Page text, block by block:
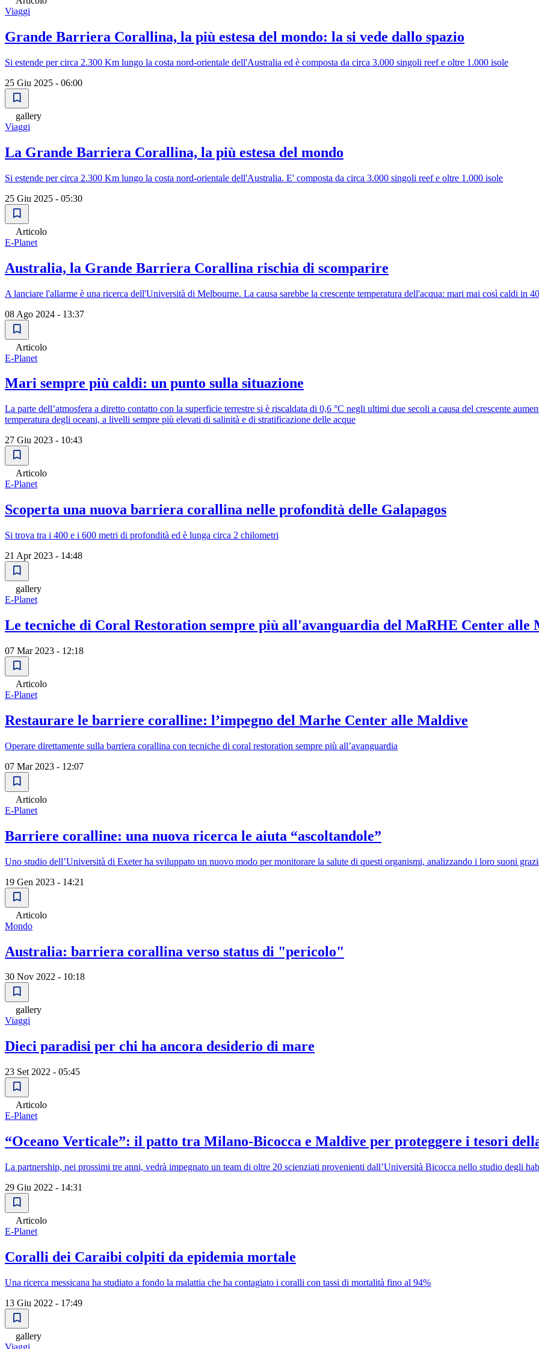
Viaggi
Grande Barriera Corallina, la più estesa del mondo: la si vede dallo spazio
Si estende per circa 2.300 Km lungo la costa nord-orientale dell'Australia ed è composta da circa 3.000 singoli reef e oltre 1.000 isole
25 Giu 2025 - 06:00
gallery
Viaggi
La Grande Barriera Corallina, la più estesa del mondo
Si estende per circa 2.300 Km lungo la costa nord-orientale dell'Australia. E' composta da circa 3.000 singoli reef e oltre 1.000 isole
25 Giu 2025 - 05:30
Articolo
E-Planet
Australia, la Grande Barriera Corallina rischia di scomparire
A lanciare l'allarme è una ricerca dell'Università di Melbourne. La causa sarebbe la crescente temperatura dell'acqua: mari mai così caldi in
08 Ago 2024 - 13:37
Articolo
E-Planet
Mari sempre più caldi: un punto sulla situazione
La parte dell’atmosfera a diretto contatto con la superficie terrestre si è riscaldata di 0,6 °C negli ultimi due secoli a causa del crescente
temperatura degli oceani, a livelli sempre più elevati di salinità e di stratificazione delle acque
27 Giu 2023 - 10:43
Articolo
E-Planet
Scoperta una nuova barriera corallina nelle profondità delle Galapagos
Si trova tra i 400 e i 600 metri di profondità ed è lunga circa 2 chilometri
21 Apr 2023 - 14:48
gallery
E-Planet
Le tecniche di Coral Restoration sempre più all'avanguardia del MaRHE Center alle
07 Mar 2023 - 12:18
Articolo
E-Planet
Restaurare le barriere coralline: l’impegno del Marhe Center alle Maldive
Operare direttamente sulla barriera corallina con tecniche di coral restoration sempre più all’avanguardia
07 Mar 2023 - 12:07
Articolo
E-Planet
Barriere coralline: una nuova ricerca le aiuta “ascoltandole”
Uno studio dell’Università di Exeter ha sviluppato un nuovo modo per monitorare la salute di questi organismi, analizzando i loro suoni
19 Gen 2023 - 14:21
Articolo
Mondo
Australia: barriera corallina verso status di "pericolo"
30 Nov 2022 - 10:18
gallery
Viaggi
Dieci paradisi per chi ha ancora desiderio di mare
23 Set 2022 - 05:45
Articolo
E-Planet
“Oceano Verticale”: il patto tra Milano-Bicocca e Maldive per proteggere i tesori
La partnership, nei prossimi tre anni, vedrà impegnato un team di oltre 20 scienziati provenienti dall’Università Bicocca nello studio degli
29 Giu 2022 - 14:31
Articolo
E-Planet
Coralli dei Caraibi colpiti da epidemia mortale
Una ricerca messicana ha studiato a fondo la malattia che ha contagiato i coralli con tassi di mortalità fino al 94%
13 Giu 2022 - 17:49
gallery
Viaggi